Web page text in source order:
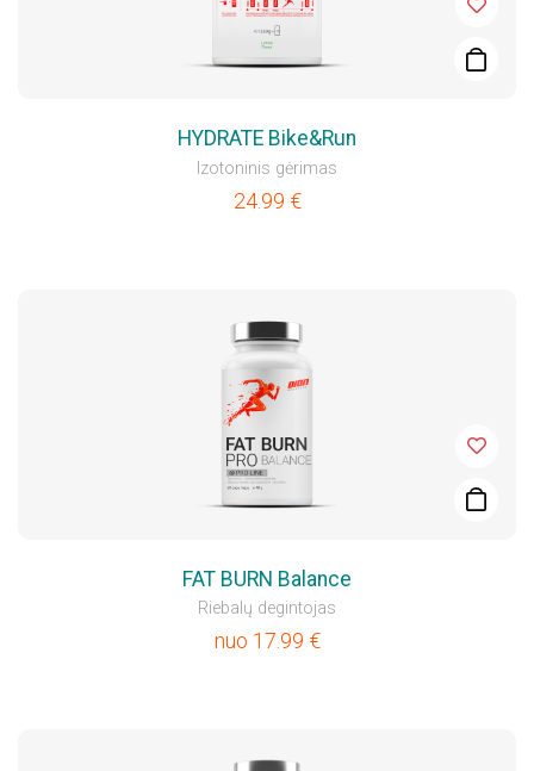
HYDRATE Bike&Run
Izotoninis gėrimas
24.99 €
FAT BURN Balance
Riebalų degintojas
nuo 17.99 €